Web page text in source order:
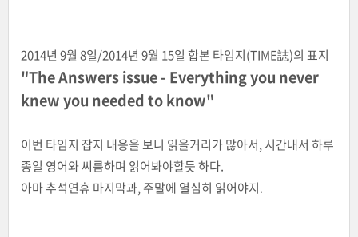
2014년 9월 8일/2014년 9월 15일 합본 타임지(TIME誌)의 표지
"The Answers issue - Everything you never
knew you needed to know"
이번 타임지 잡지 내용을 보니 읽을거리가 많아서, 시간내서 하루
종일 영어와 씨름하며 읽어봐야할듯 하다.
아마 추석연휴 마지막과, 주말에 열심히 읽어야지.